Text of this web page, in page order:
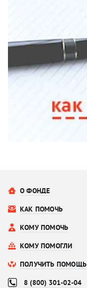
О ФОНДЕ
КАК ПОМОЧЬ
КОМУ ПОМОЧЬ
КОМУ ПОМОГЛИ
ПОЛУЧИТЬ ПОМОЩЬ
8 (800) 301-02-04